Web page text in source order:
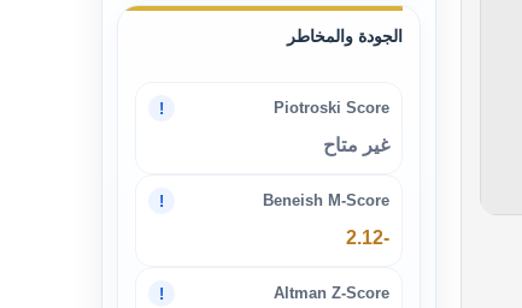
الجودة والمخاطر
Piotroski Score
!
غير متاح
Beneish M-Score
!
-2.12
Altman Z-Score
!